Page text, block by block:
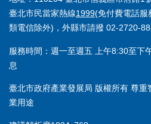
臺北市民當家熱線1999(免付費電話服
類電信除外)，外縣市請撥 02-2720-
服務時間：週一至週五 上午8:30至下
息
臺北市政府產業發展局 版權所有 尊
業用途